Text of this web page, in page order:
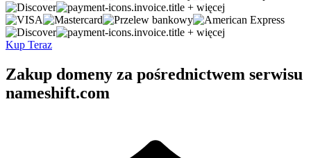
+ więcej
+ więcej
Kup Teraz
Zakup domeny za pośrednictwem serwisu
nameshift.com